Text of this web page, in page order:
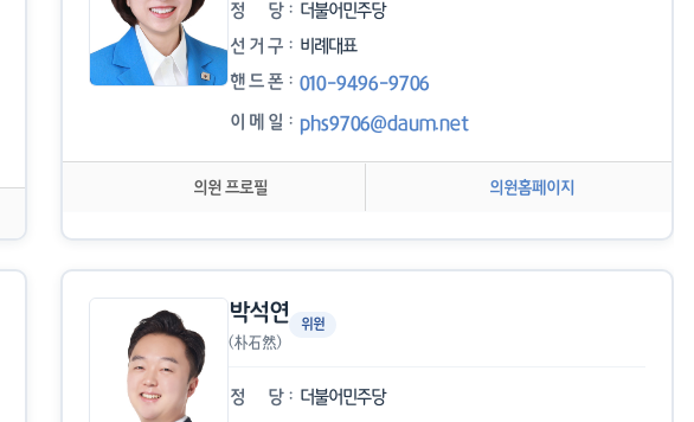
정 당
더불어민주당
선 거 구
비례대표
핸 드 폰 010-9496-9706
이 메 일 phs9706@daum.net
의원 프로필 의원홈페이지
박석연
(朴石然)
위원
정 당
더불어민주당